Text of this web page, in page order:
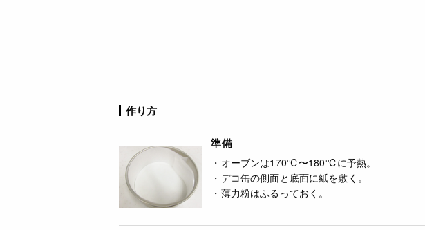
作り方
準備
・オーブンは170℃〜180℃に予熱。
・デコ缶の側面と底面に紙を敷く。
・薄力粉はふるっておく。